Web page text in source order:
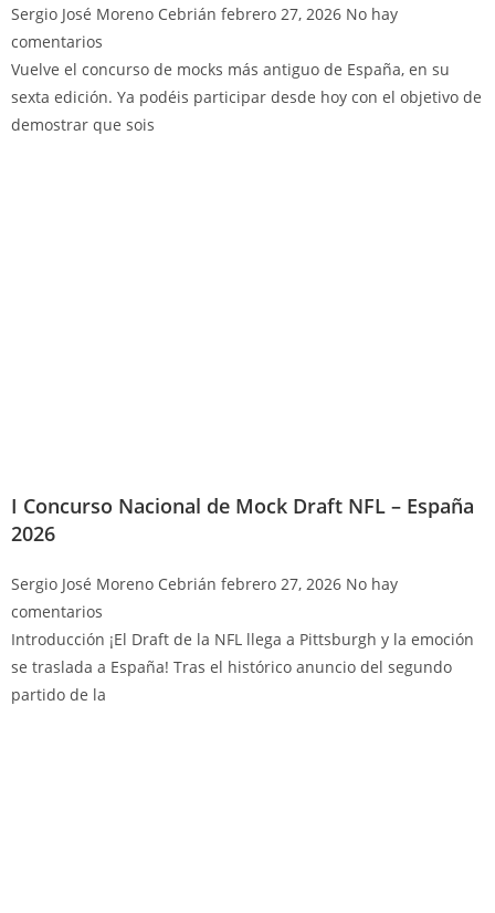
Sergio José Moreno Cebrián febrero 27, 2026 No hay
comentarios
Vuelve el concurso de mocks más antiguo de España, en su
sexta edición. Ya podéis participar desde hoy con el objetivo de
demostrar que sois
I Concurso Nacional de Mock Draft NFL – España
2026
Sergio José Moreno Cebrián febrero 27, 2026 No hay
comentarios
Introducción ¡El Draft de la NFL llega a Pittsburgh y la emoción
se traslada a España! Tras el histórico anuncio del segundo
partido de la